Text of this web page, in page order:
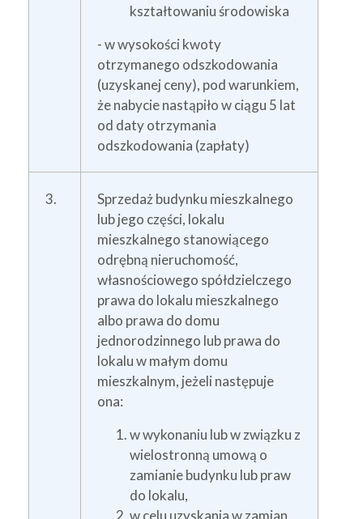
kształtowaniu środowiska
- w wysokości kwoty
otrzymanego odszkodowania
(uzyskanej ceny), pod warunkiem,
że nabycie nastąpiło w ciągu 5 lat
od daty otrzymania
odszkodowania (zapłaty)
3.
Sprzedaż budynku mieszkalnego
lub jego części, lokalu
mieszkalnego stanowiącego
odrębną nieruchomość,
własnościowego spółdzielczego
prawa do lokalu mieszkalnego
albo prawa do domu
jednorodzinnego lub prawa do
lokalu w małym domu
mieszkalnym, jeżeli następuje
ona:
w wykonaniu lub w związku z
wielostronną umową o
zamianie budynku lub praw
do lokalu,
w celu uzyskania w zamian